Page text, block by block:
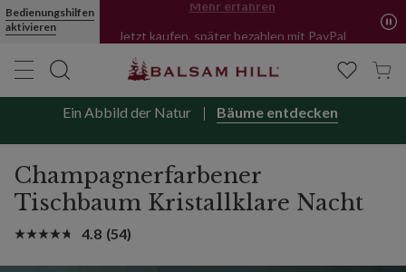
Bedienungshilfen
aktivieren
Wir liefern jetzt auch in die Niederlande.
Ein Abbild der Natur Bäume entdecken
Champagnerfarbener
Tischbaum Kristallklare Nacht
4.8 (54)